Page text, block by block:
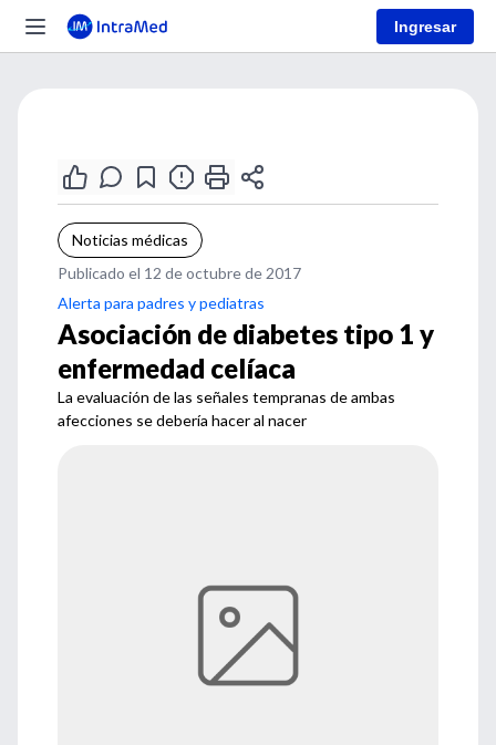
Ingresar
Noticias médicas
Publicado el 12 de octubre de 2017
Alerta para padres y pediatras
Asociación de diabetes tipo 1 y
enfermedad celíaca
La evaluación de las señales tempranas de ambas
afecciones se debería hacer al nacer